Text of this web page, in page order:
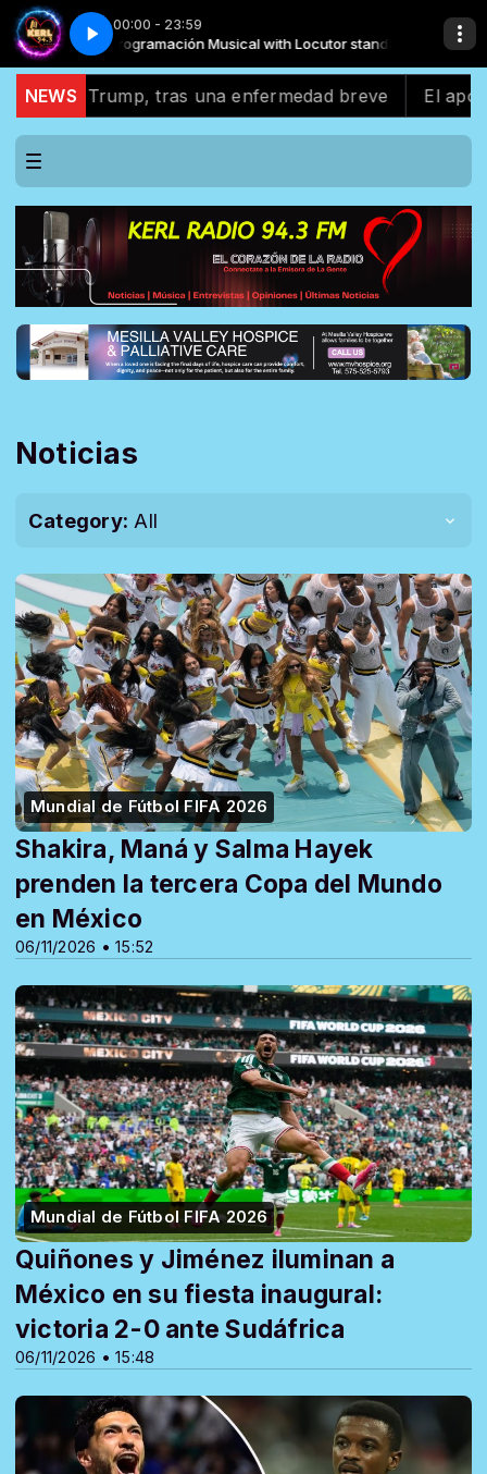
00:00 - 23:59
Programación Musical with Locutor standard
Sabor Latino - Cumbia Colombiana
NEWStras una enfermedad breve El apoyo latino
Noticias
Category: All
Mundial de Fútbol FIFA 2026
06/11/2026 • 15:52
Shakira, Maná y Salma Hayek
prenden la tercera Copa del Mundo
en México
Mundial de Fútbol FIFA 2026
06/11/2026 • 15:48
Quiñones y Jiménez iluminan a
México en su fiesta inaugural:
victoria 2-0 ante Sudáfrica